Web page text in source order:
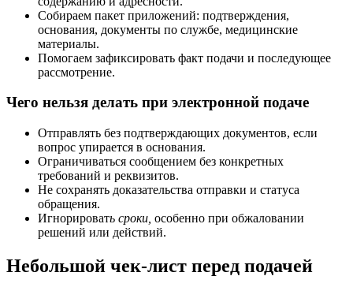
Собираем пакет приложений: подтверждения,
основания, документы по службе, медицинские
материалы.
Помогаем зафиксировать факт подачи и последующее
рассмотрение.
Чего нельзя делать при электронной подаче
Отправлять без подтверждающих документов, если
вопрос упирается в основания.
Ограничиваться сообщением без конкретных
требований и реквизитов.
Не сохранять доказательства отправки и статуса
обращения.
Игнорировать сроки, особенно при обжаловании
решений или действий.
Небольшой чек-лист перед подачей